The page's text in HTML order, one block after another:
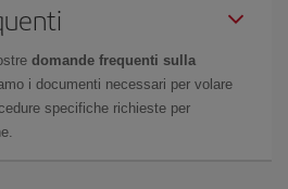
domande frequenti sulla
i documenti necessari per volare
specifiche richieste per